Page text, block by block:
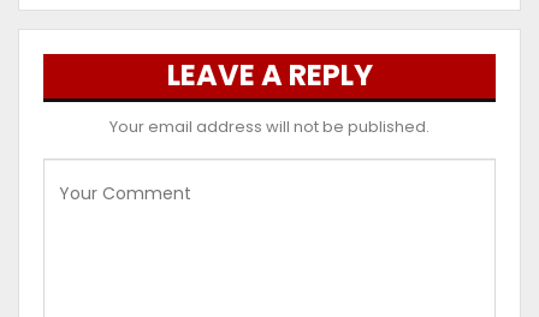
LEAVE A REPLY
Your email address will not be published.